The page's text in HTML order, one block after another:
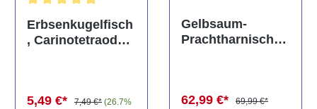
Durchschnittliche Bewertung von 5 von 5 Sternen
Erbsenkugelfisch
, Carinotetraodon
5,49 €* 7,49 €* (26.7%
Gelbsaum-
Prachtharnischw
62,99 €*
69,99 €*